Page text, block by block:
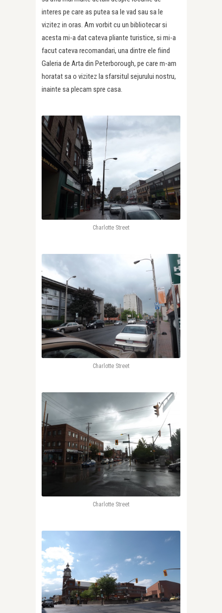
interes pe care as putea sa le vad sau sa le
vizitez in oras. Am vorbit cu un bibliotecar si
acesta mi-a dat cateva pliante turistice, si mi-a
facut cateva recomandari, una dintre ele fiind
Galeria de Arta din Peterborough, pe care m-am
horatat sa o vizitez la sfarsitul sejurului nostru,
inainte sa plecam spre casa.
Charlotte Street
Charlotte Street
Charlotte Street